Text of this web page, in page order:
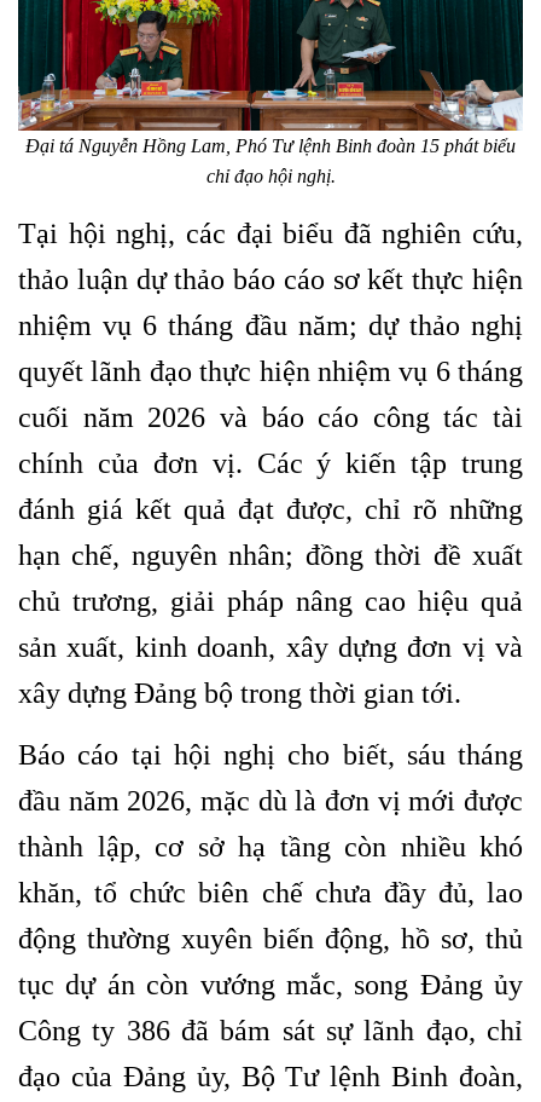
Đại tá Nguyễn Hồng Lam, Phó Tư lệnh Binh đoàn 15 phát biểu
chỉ đạo hội nghị.
Tại hội nghị, các đại biểu đã nghiên cứu,
thảo luận dự thảo báo cáo sơ kết thực hiện
nhiệm vụ 6 tháng đầu năm; dự thảo nghị
quyết lãnh đạo thực hiện nhiệm vụ 6 tháng
cuối năm 2026 và báo cáo công tác tài
chính của đơn vị. Các ý kiến tập trung
đánh giá kết quả đạt được, chỉ rõ những
hạn chế, nguyên nhân; đồng thời đề xuất
chủ trương, giải pháp nâng cao hiệu quả
sản xuất, kinh doanh, xây dựng đơn vị và
xây dựng Đảng bộ trong thời gian tới.
Báo cáo tại hội nghị cho biết, sáu tháng
đầu năm 2026, mặc dù là đơn vị mới được
thành lập, cơ sở hạ tầng còn nhiều khó
khăn, tổ chức biên chế chưa đầy đủ, lao
động thường xuyên biến động, hồ sơ, thủ
tục dự án còn vướng mắc, song Đảng ủy
Công ty 386 đã bám sát sự lãnh đạo, chỉ
đạo của Đảng ủy, Bộ Tư lệnh Binh đoàn,